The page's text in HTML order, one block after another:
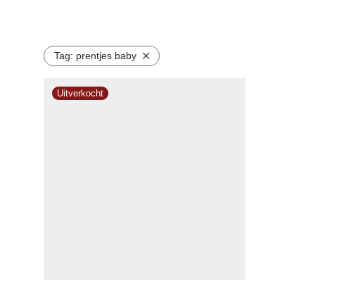
Tag: prentjes baby